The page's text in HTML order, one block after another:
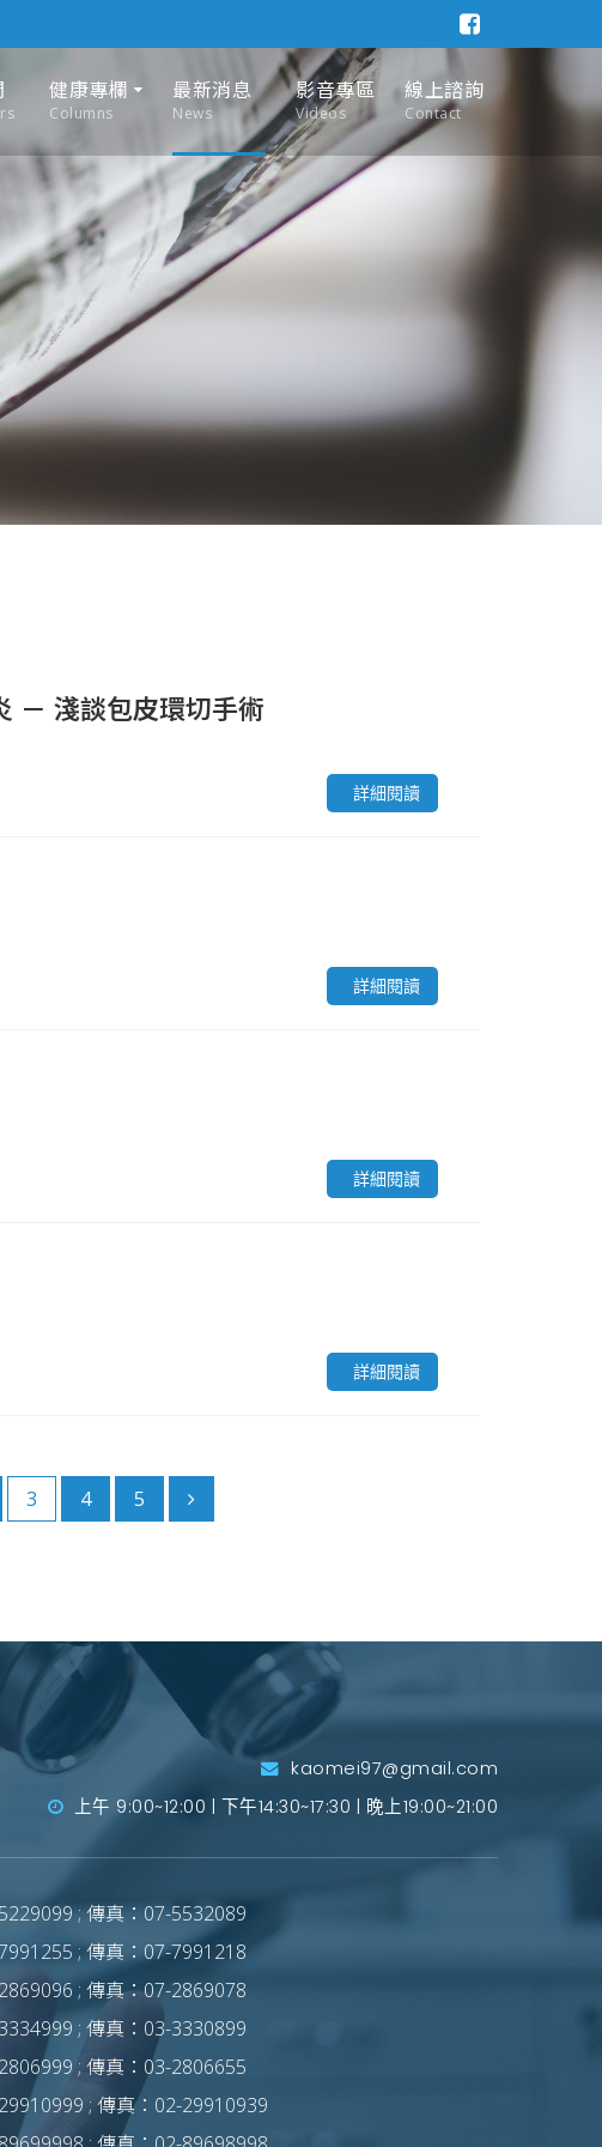
健康專欄
Columns
最新消息
News
影音專區
Videos
線上諮詢
Contact
－ 淺談包皮環切手術
詳細閱讀
詳細閱讀
詳細閱讀
詳細閱讀
3 4 5
kaomei97@gmail.com
上午 9:00~12:00 | 下午14:30~17:30 | 晚上19:00~21:00
; 傳真：07-5532089
; 傳真：07-7991218
; 傳真：07-2869078
; 傳真：03-3330899
; 傳真：03-2806655
; 傳真：02-29910939